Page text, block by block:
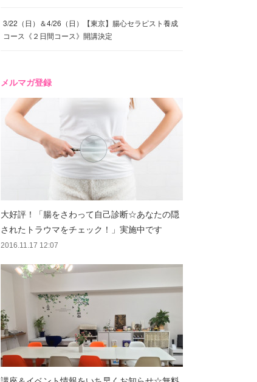
3/22（日）＆4/26（日）【東京】腸心セラピスト養成
コース《２日間コース》開講決定
メルマガ登録
大好評！「腸をさわって自己診断☆あなたの隠
されたトラウマをチェック！」実施中です
2016.11.17 12:07